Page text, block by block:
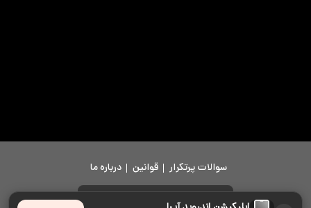
سوالات پرتکرار قوانین درباره ما
دانلود اپلیکیشن